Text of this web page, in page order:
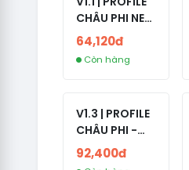
CHÂU PHI NEW
- NO 2FA - ĐA
SỐ BẠN BÈ
CAO
64,120đ
Còn hàng
V1.3 | PROFILE
CHÂU PHI -
NO 2FA - LIVE
ADS
92,400đ